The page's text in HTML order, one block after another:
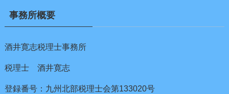
事務所概要
酒井寛志税理士事務所
税理士 酒井寛志
登録番号：九州北部税理士会第133020号